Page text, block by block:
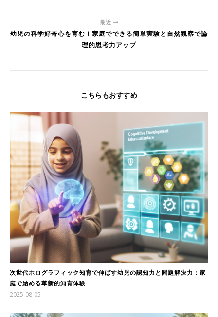
最近
幼児の科学好奇心を育む！家庭でできる簡単実験と自然観察で論
理的思考力アップ
こちらもおすすめ
次世代ホログラフィック知育で伸ばす幼児の認知力と問題解決力：家
庭で始める革新的知育体験
2025-08-05